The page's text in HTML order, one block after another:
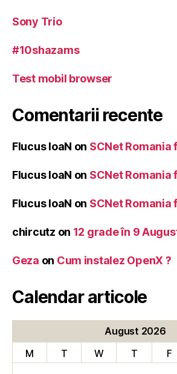
Sony Trio
#10shazams
Test mobil browser
Comentarii recente
Flucus IoaN on SCNet Romania
Flucus IoaN on SCNet Romania
Flucus IoaN on SCNet Romania
chircutz on 12 grade în 9
Geza on Cum instalez OpenX ?
Calendar articole
August 2026
M
T W T F